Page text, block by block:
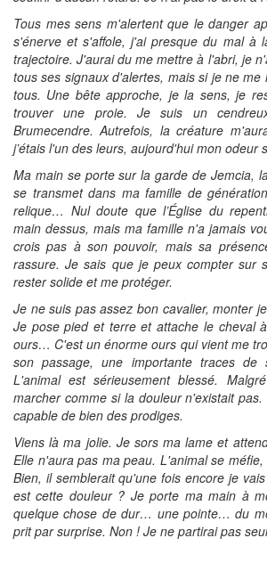
Tous mes sens m'alertent que le danger
s'énerve et s'affole, j'ai presque du mal à
trajectoire. J'aurai du me mettre à l'abri, je
tous ses signaux d'alertes, mais si je ne
tous. Une bête approche, je la sens, je
trouver une proie. Je suis un
Brumecendre. Autrefois, la créature
j’étais l'un des leurs, aujourd'hui mon odeur
Ma main se porte sur la garde de Jemcia,
se transmet dans ma famille de
relique… Nul doute que l’Église du
main dessus, mais ma famille n'a jamais
crois pas à son pouvoir, mais sa
rassure. Je sais que je peux compter sur
rester solide et me protéger.
Je ne suis pas assez bon cavalier, monter
Je pose pied et terre et attache le cheval
ours… C'est un énorme ours qui vient me
son passage, une importante traces de
L'animal est sérieusement blessé.
marcher comme si la douleur n'existait
capable de bien des prodiges.
Viens là ma jolie. Je sors ma lame et
Elle n'aura pas ma peau. L'animal se
Bien, il semblerait qu'une fois encore je
est cette douleur ? Je porte ma main à
quelque chose de dur… une pointe… du
prit par surprise. Non ! Je ne partirai pas